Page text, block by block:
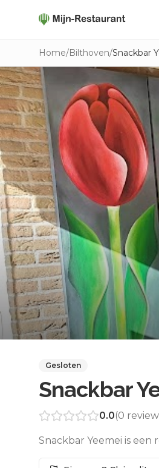
Home/Bilthoven/Snackbar
Gesloten
Snackbar
0.0(0
Snackbar Yeemei is